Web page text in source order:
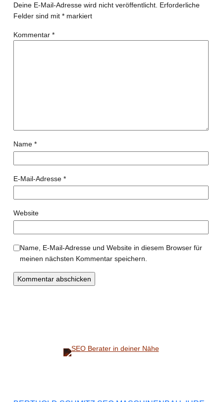
Deine E-Mail-Adresse wird nicht veröffentlicht. Erforderliche
Felder sind mit *markiert
Kommentar *
Name *
E-Mail-Adresse *
Website
Name, E-Mail-Adresse und Website in diesem Browser für
meinen nächsten Kommentar speichern.